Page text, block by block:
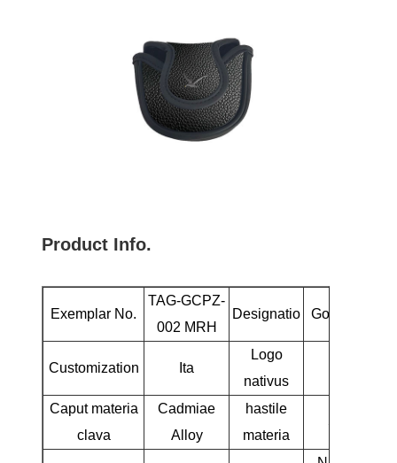
Product Info.
Exemplar No.
TAG-GCPZ-
002 MRH
Designatio Golf Putter
Customization Ita
Logo
nativus
Caput materia
clava
Cadmiae
Alloy
hastile
materia